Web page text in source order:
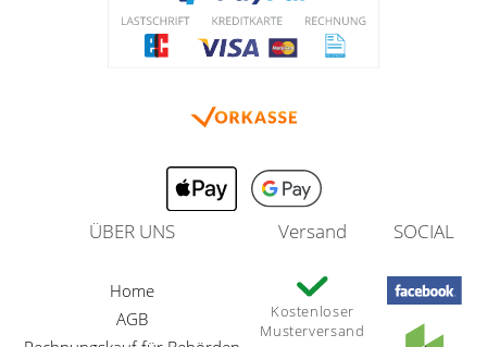
ÜBER UNS
Home
AGB
Versand
Kostenloser
Musterversand
SOCIAL